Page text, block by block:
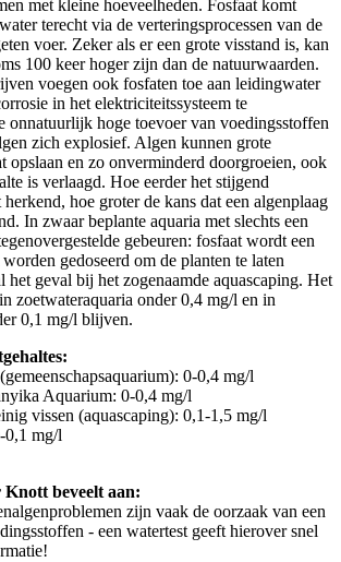
met kleine hoeveelheden. Fosfaat komt
terecht via de verteringsprocessen van de
voer. Zeker als er een grote visstand is, kan
100 keer hoger zijn dan de natuurwaarden.
voegen ook fosfaten toe aan leidingwater
in het elektriciteitssysteem te
onnatuurlijk hoge toevoer van voedingsstoffen
zich explosief. Algen kunnen grote
opslaan en zo onverminderd doorgroeien, ook
is verlaagd. Hoe eerder het stijgend
hoe groter de kans dat een algenplaag
In zwaar beplante aquaria met slechts een
gebeuren: fosfaat wordt een
gedoseerd om de planten te laten
geval bij het zogenaamde aquascaping. Het
zoetwateraquaria onder 0,4 mg/l en in
0,1 mg/l blijven.
0-0,4 mg/l
Aquarium: 0-0,4 mg/l
vissen (aquascaping): 0,1-1,5 mg/l
0,1 mg/l
beveelt aan:
zijn vaak de oorzaak van een
- een watertest geeft hierover snel